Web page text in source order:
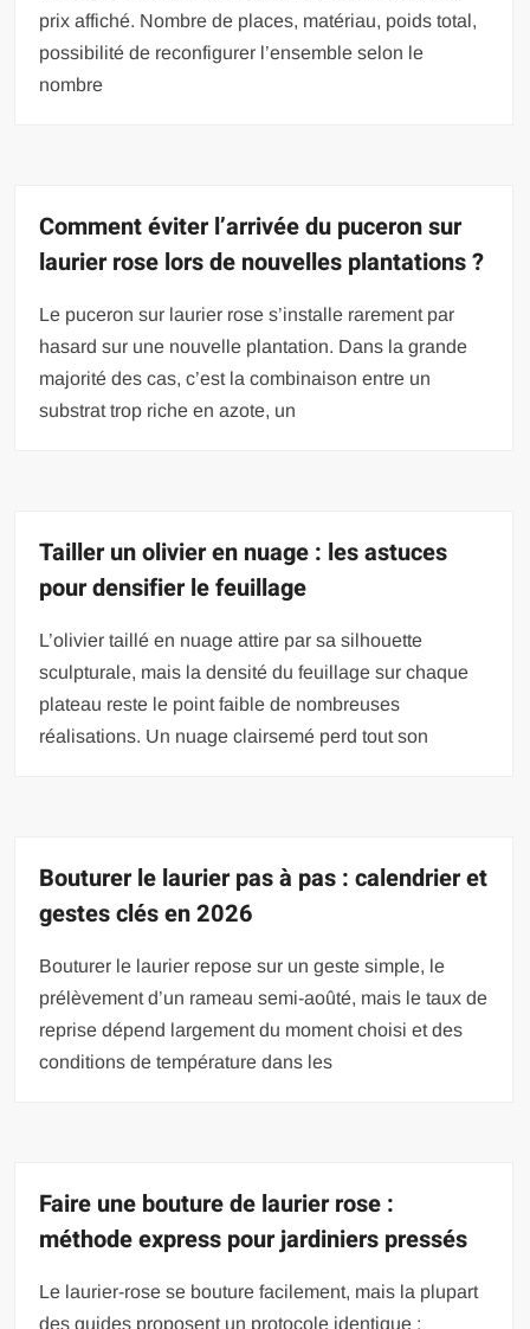
prix affiché. Nombre de places, matériau, poids total,
possibilité de reconfigurer l’ensemble selon le
nombre
Comment éviter l’arrivée du puceron sur
laurier rose lors de nouvelles plantations ?
Le puceron sur laurier rose s’installe rarement par
hasard sur une nouvelle plantation. Dans la grande
majorité des cas, c’est la combinaison entre un
substrat trop riche en azote, un
Tailler un olivier en nuage : les astuces
pour densifier le feuillage
L’olivier taillé en nuage attire par sa silhouette
sculpturale, mais la densité du feuillage sur chaque
plateau reste le point faible de nombreuses
réalisations. Un nuage clairsemé perd tout son
Bouturer le laurier pas à pas : calendrier et
gestes clés en 2026
Bouturer le laurier repose sur un geste simple, le
prélèvement d’un rameau semi-aoûté, mais le taux de
reprise dépend largement du moment choisi et des
conditions de température dans les
Faire une bouture de laurier rose :
méthode express pour jardiniers pressés
Le laurier-rose se bouture facilement, mais la plupart
des guides proposent un protocole identique :